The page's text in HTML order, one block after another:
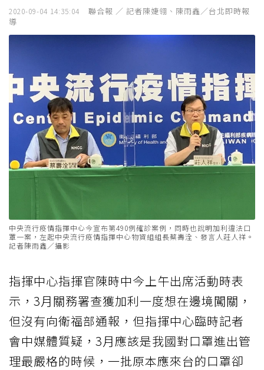
2020-09-04 14:35:04
聯合報 ／ 記者陳婕翎、陳雨鑫／台北即時報
導
中央流行疫情指揮中心今宣布第490例確診案例，同時也說明加利違法口
罩一案，左起中央流行疫情指揮中心物資組組長蔡壽洤、發言人莊人祥。
記者陳雨鑫／攝影
指揮中心指揮官陳時中今上午出席活動時表
示，3月關務署查獲加利一度想在邊境闖關，
但沒有向衛福部通報，但指揮中心臨時記者
會中媒體質疑，3月應該是我國對口罩進出管
理最嚴格的時候，一批原本應來台的口罩卻